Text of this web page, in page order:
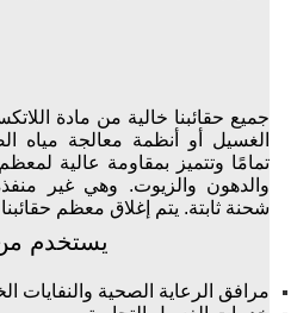
جميع حقائبنا خالية من مادة
الغسيل أو أنظمة معالجة مياه
تمامًا وتتميز بمقاومة عالية
والدهون والزيوت. وهي غير
شحنة ثابتة. يتم إغلاق معظم
يستخدم
مرافق الرعاية الصحية والنفايات